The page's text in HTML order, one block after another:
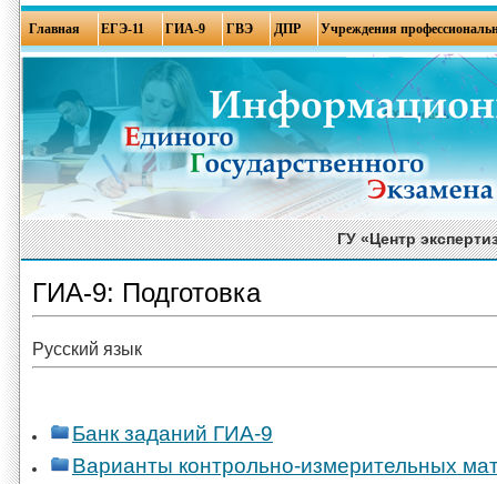
Главная ЕГЭ-11 ГИА-9 ГВЭ ДПР Учреждения
ГУ «Центр
ГИА-9: Подготовка
Русский язык
Банк заданий ГИА-9
Варианты контрольно-измерительных